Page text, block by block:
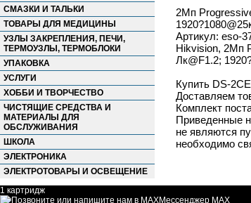
СМАЗКИ И ТАЛЬКИ
ТОВАРЫ ДЛЯ МЕДИЦИНЫ
УЗЛЫ ЗАКРЕПЛЕНИЯ, ПЕЧИ,
ТЕРМОУЗЛЫ, ТЕРМОБЛОКИ
УПАКОВКА
УСЛУГИ
ХОББИ И ТВОРЧЕСТВО
ЧИСТЯЩИЕ СРЕДСТВА И
МАТЕРИАЛЫ ДЛЯ
ОБСЛУЖИВАНИЯ
ШКОЛА
ЭЛЕКТРОНИКА
ЭЛЕКТРОТОВАРЫ И ОСВЕЩЕНИЕ
2Мп
Артикул: eso-
Hikvision, 2Мп
Лк@F1.2;
Купить DS-
Доставляем
Комплект
Приведенные
не являются
необходимо
1 картридж
Мессенджер MAX